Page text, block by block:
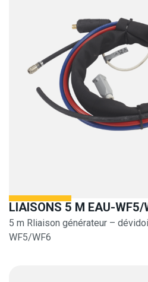
LIAISONS 5 M EAU-WF5/
5 m Rliaison générateur –
WF5/WF6